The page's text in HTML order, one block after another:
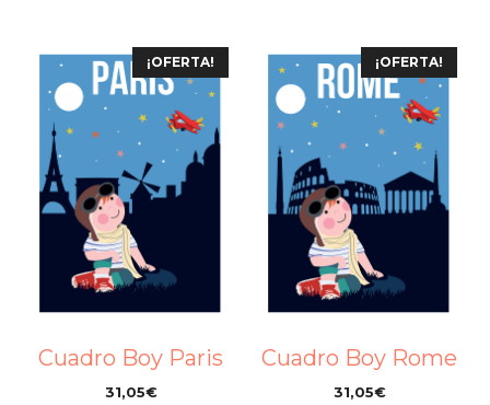
¡OFERTA!
Cuadro Boy Paris
31,05€
¡OFERTA!
Cuadro Boy Rome
31,05€